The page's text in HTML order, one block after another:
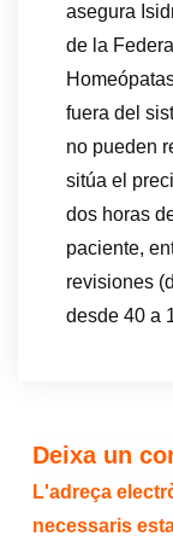
asegura
de la
fuera del
no pueden
sitúa el
dos horas
paciente,
revisiones
desde 40 a
Deixa un
L'adreça
necessaris